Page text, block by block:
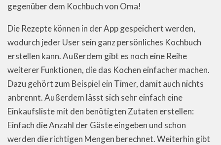
gegenüber dem Kochbuch von Oma!
Die Rezepte können in der App gespeichert werden,
wodurch jeder User sein ganz persönliches Kochbuch
erstellen kann. Außerdem gibt es noch eine Reihe
weiterer Funktionen, die das Kochen einfacher machen.
Dazu gehört zum Beispiel ein Timer, damit auch nichts
anbrennt. Außerdem lässt sich sehr einfach eine
Einkaufsliste mit den benötigten Zutaten erstellen:
Einfach die Anzahl der Gäste eingeben und schon
werden die richtigen Mengen berechnet. Weiterhin gibt